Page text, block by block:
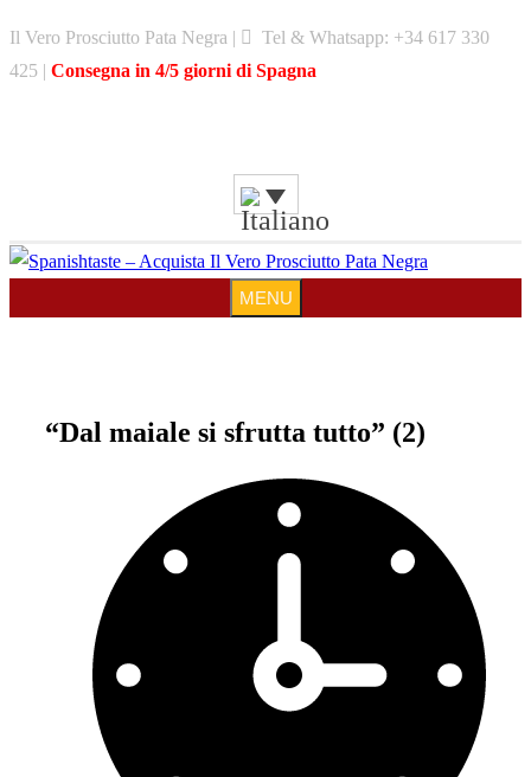
Il Vero Prosciutto Pata Negra |
Tel & Whatsapp: +34 617 330
425 | Consegna in 4/5 giorni di Spagna
MENU
MENU
“Dal maiale si sfrutta tutto” (2)